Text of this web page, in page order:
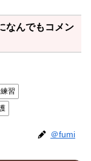
なんでもコメン
習
＠fumi